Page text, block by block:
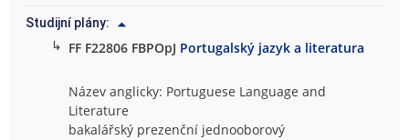
Studijní plány:
↳ FF F22806 FBPOpJ Portugalský jazyk a literatura
Název anglicky: Portuguese Language and
Literature
bakalářský prezenční jednooborový